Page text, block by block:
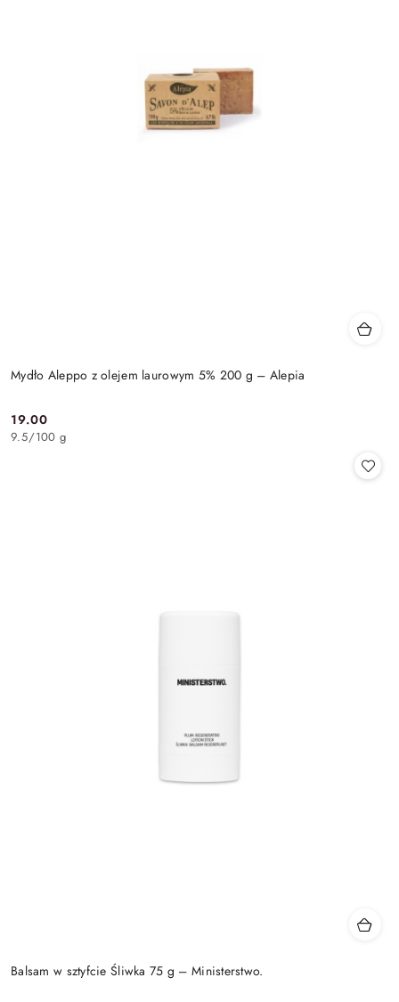
Mydło Aleppo z olejem laurowym 5% 200 g – Alepia
Cena:
19.00
9.5/100 g
Balsam w sztyfcie Śliwka 75 g – Ministerstwo.